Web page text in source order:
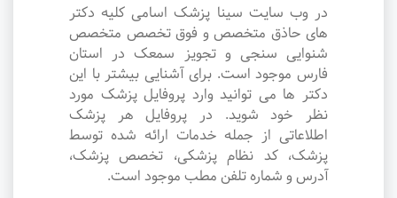
در وب سایت سینا پزشک اسامی کلیه دکتر
های حاذق متخصص و فوق تخصص متخصص
شنوایی سنجی و تجویز سمعک در استان
فارس موجود است. برای آشنایی بیشتر با این
دکتر ها می توانید وارد پروفایل پزشک مورد
نظر خود شوید. در پروفایل هر پزشک
اطلاعاتی از جمله خدمات ارائه شده توسط
پزشک، کد نظام پزشکی، تخصص پزشک،
آدرس و شماره تلفن مطب موجود است.